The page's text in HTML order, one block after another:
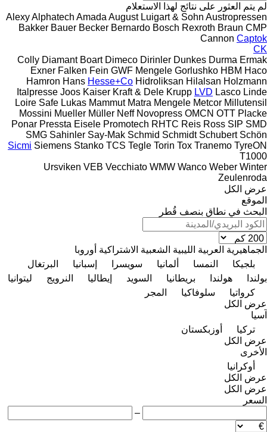
لم يتم العثور على نتائج لهذا الاستعلام
AlexyAlphatech Amada August Luigart & Sohn Austropressen
Bakker Bauer Becker Bernardo Bosch Rexroth Braun CMP
Cannon Captok
CK
Colly Diamant Boart Dimeco Dirinler Dunkes Durma Ermak
Exner Falken Fein GWF Mengele Gorlushko HBM Haco
Hamron Hans Hesse+Co Hidroliksan Hilalsan Holzmann
Italpresse Joos Kaiser Kraft & Dele Krupp LVD Lasco Linde
Loire Safe Lukas Mammut Matra Mengele Metcor Millutensil
Mossini Mueller Müller Neff Novopress OMCN OTT Placke
Ponar Pressta Eisele Promotech RHTC Reis Ross SIP SMD
SMG Sahinler Say-Mak Schmid Schmidt Schubert Schön
Sicmi Siemens Stanko TCS Tegle Torin Tox Tranemo TyreON
T1000
Ursviken VEB Vecchiato WMW Wanco Weber Winter
Zeulenroda
عرض الكل
الموقع
البحث في نطاق بنصف قُطر
الجماهيرية العربية الليبية الشعبية الاشتراكية أوروبا
بلجيكا
النمسا ألمانيا سويسرا إسبانيا
البرتغال
بولندا
هولندا بريطانيا السويد إيطاليا النرويج
ليتوانيا
كرواتيا
سلوفاكيا
المجر
عرض الكل
آسيا
تركيا
أوزبكستان
عرض الكل
الأخرى
أوكرانيا
عرض الكل
عرض الكل
السعر
–